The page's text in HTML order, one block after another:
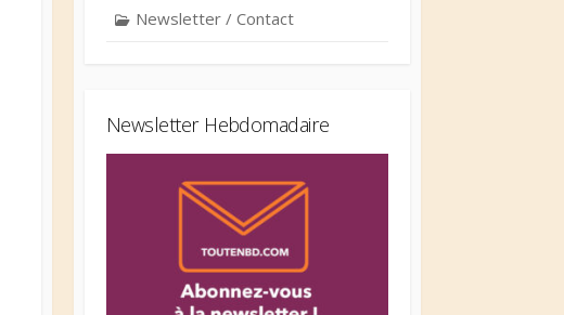
Newsletter / Contact
Newsletter Hebdomadaire